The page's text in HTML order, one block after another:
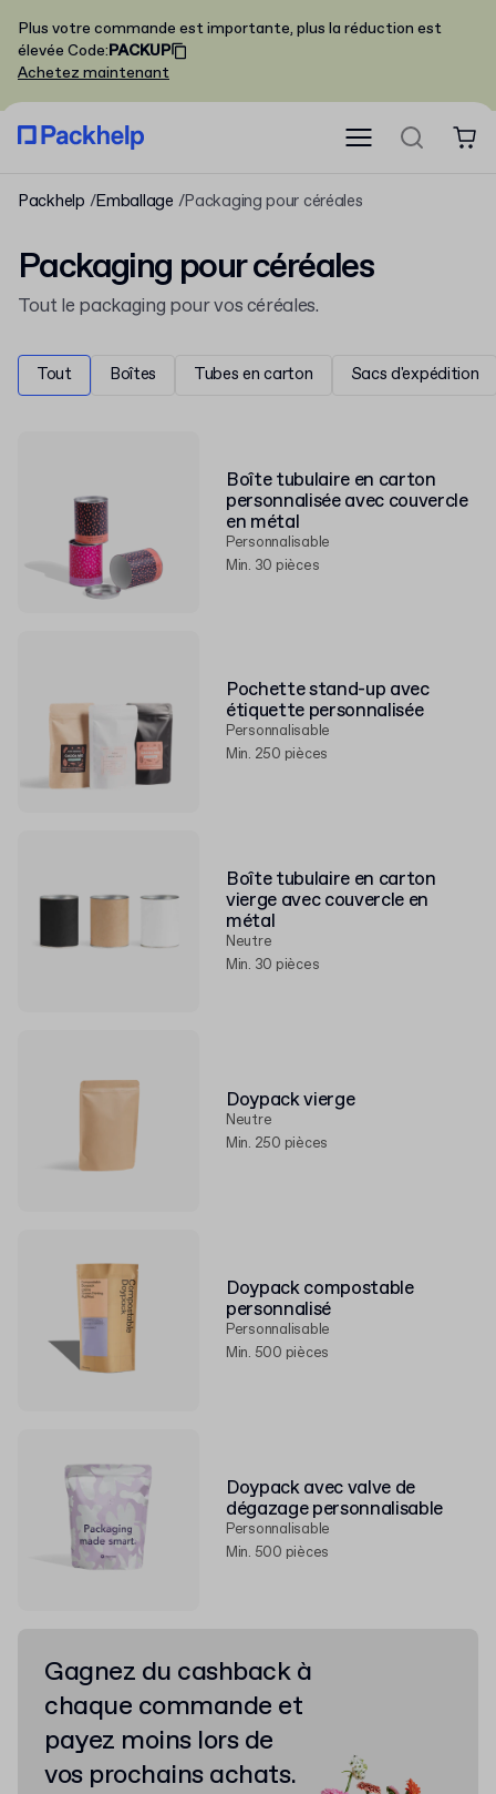
Plus votre commande est importante, plus la réduction est
élevée Code:PACKUP
Achetez maintenant
Packhelp Emballage Packaging pour céréales
Packaging pour céréales
Tout le packaging pour vos céréales.
Tout Boîtes Tubes en carton Sacs d'expédition
Boîte tubulaire en carton
personnalisée avec couvercle
en métal
Personnalisable
Min. 30 pièces
Pochette stand-up avec
étiquette personnalisée
Personnalisable
Min. 250 pièces
Boîte tubulaire en carton
vierge avec couvercle en
métal
Neutre
Min. 30 pièces
Doypack vierge
Neutre
Min. 250 pièces
Doypack compostable
personnalisé
Personnalisable
Min. 500 pièces
Doypack avec valve de
dégazage personnalisable
Personnalisable
Min. 500 pièces
Gagnez du cashback à
chaque commande et
payez moins lors de
vos prochains achats.